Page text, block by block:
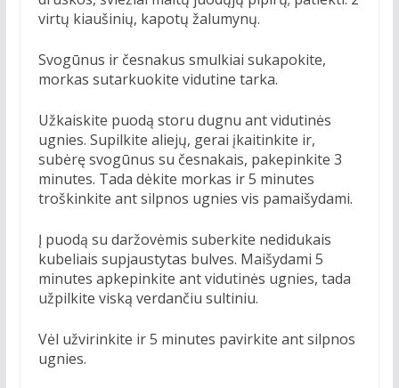
virtų kiaušinių, kapotų žalumynų.
Svogūnus ir česnakus smulkiai sukapokite,
morkas sutarkuokite vidutine tarka.
Užkaiskite puodą storu dugnu ant vidutinės
ugnies. Supilkite aliejų, gerai įkaitinkite ir,
subėrę svogūnus su česnakais, pakepinkite 3
minutes. Tada dėkite morkas ir 5 minutes
troškinkite ant silpnos ugnies vis pamaišydami.
Į puodą su daržovėmis suberkite nedidukais
kubeliais supjaustytas bulves. Maišydami 5
minutes apkepinkite ant vidutinės ugnies, tada
užpilkite viską verdančiu sultiniu.
Vėl užvirinkite ir 5 minutes pavirkite ant silpnos
ugnies.